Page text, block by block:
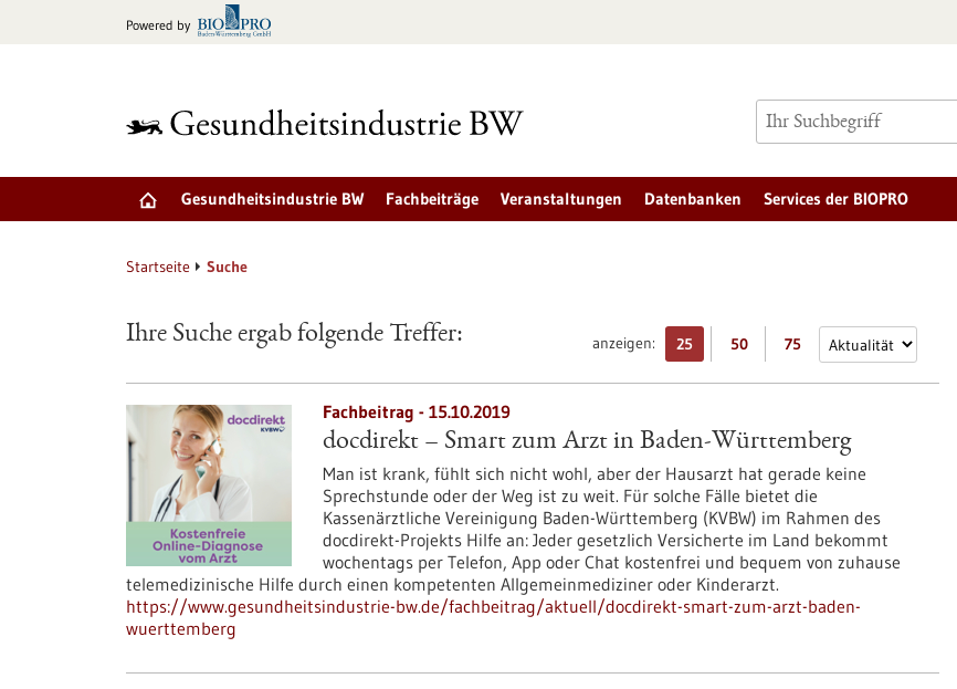
Powered by
Gesundheitsindustrie BW Fachbeiträge Veranstaltungen Datenbanken Services der BIOPRO
Startseite Suche
anzeigen: 25 50 75
Ihre Suche ergab folgende Treffer:
Fachbeitrag - 15.10.2019
docdirekt – Smart zum Arzt in Baden-Württemberg
Man ist krank, fühlt sich nicht wohl, aber der Hausarzt hat gerade keine
Sprechstunde oder der Weg ist zu weit. Für solche Fälle bietet die
Kassenärztliche Vereinigung Baden-Württemberg (KVBW) im Rahmen des
docdirekt-Projekts Hilfe an: Jeder gesetzlich Versicherte im Land bekommt
wochentags per Telefon, App oder Chat kostenfrei und bequem von zuhause
telemedizinische Hilfe durch einen kompetenten Allgemeinmediziner oder Kinderarzt.
https://www.gesundheitsindustrie-bw.de/fachbeitrag/aktuell/docdirekt-smart-zum-arzt-baden-
wuerttemberg